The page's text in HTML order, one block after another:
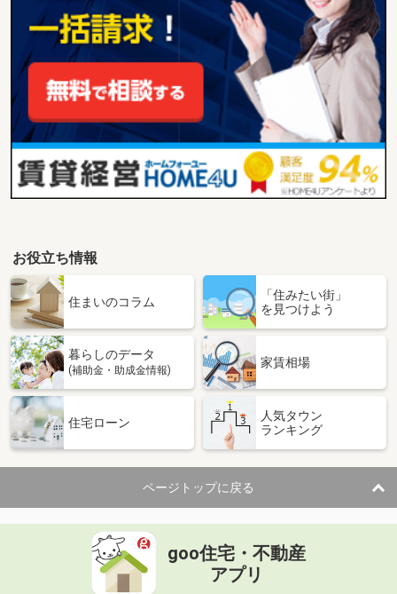
お役立ち情報
住まいのコラム
「住みたい街」
を見つけよう
暮らしのデータ
(補助金・助成金情報)
家賃相場
住宅ローン
人気タウン
ランキング
ページトップに戻る
goo住宅・不動産
アプリ